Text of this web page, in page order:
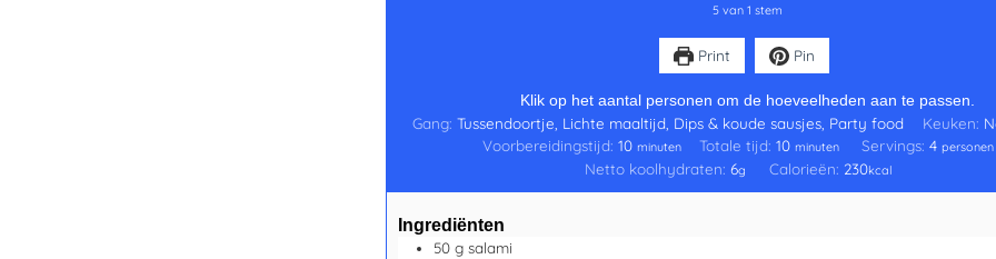
5van 1 stem
Print Pin
Klik op het aantal personen om de hoeveelheden aan te passen.
Gang:Tussendoortje, Lichte maaltijd, Dips & koude sausjes, Party food Keuken:
Voorbereidingstijd: 10 minuten Totale tijd: 10 minuten Servings:4 personen
Netto koolhydraten:6g Calorieën: 230kcal
Ingrediënten
50 g salami